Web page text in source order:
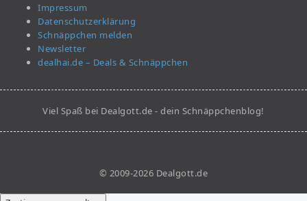
Impressum
Datenschutzerklärung
Schnäppchen melden
Newsletter
dealhai.de – Deals & Schnäppchen
Viel Spaß bei Dealgott.de - dein Schnäppchenblog!
© 2009-2026 Dealgott.de